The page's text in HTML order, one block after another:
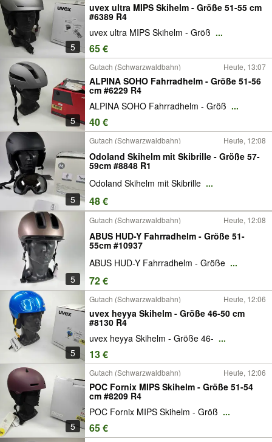
5
uvex ultra MIPS Skihelm - Größe 51-55 cm
#6389 R4
uvex ultra MIPS Skihelm - Größ ...
65 €
5
Gutach (Schwarzwaldbahn) Heute, 13:07
ALPINA SOHO Fahrradhelm - Größe 51-56
cm #6229 R4
ALPINA SOHO Fahrradhelm - Größ ...
40 €
5
Gutach (Schwarzwaldbahn) Heute, 12:08
Odoland Skihelm mit Skibrille - Größe 57-
59cm #8848 R1
Odoland Skihelm mit Skibrille ...
48 €
5
Gutach (Schwarzwaldbahn) Heute, 12:08
ABUS HUD-Y Fahrradhelm - Größe 51-
55cm #10937
ABUS HUD-Y Fahrradhelm - Größe ...
72 €
5
Gutach (Schwarzwaldbahn) Heute, 12:06
uvex heyya Skihelm - Größe 46-50 cm
#8130 R4
uvex heyya Skihelm - Größe 46- ...
13 €
5
Gutach (Schwarzwaldbahn) Heute, 12:06
POC Fornix MIPS Skihelm - Größe 51-54
cm #8209 R4
POC Fornix MIPS Skihelm - Größ ...
65 €